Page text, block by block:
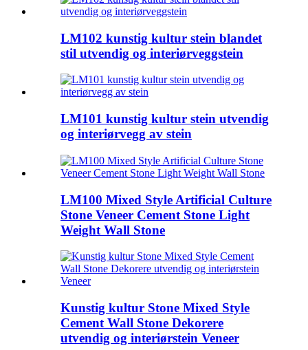
LM102 kunstig kultur stein blandet
stil utvendig og interiørveggstein
LM101 kunstig kultur stein utvendig
og interiørvegg av stein
LM100 Mixed Style Artificial Culture
Stone Veneer Cement Stone Light
Weight Wall Stone
Kunstig kultur Stone Mixed Style
Cement Wall Stone Dekorere
utvendig og interiørstein Veneer